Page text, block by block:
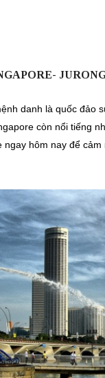
danh là quốc đảo
còn nổi tiếng
hôm nay để